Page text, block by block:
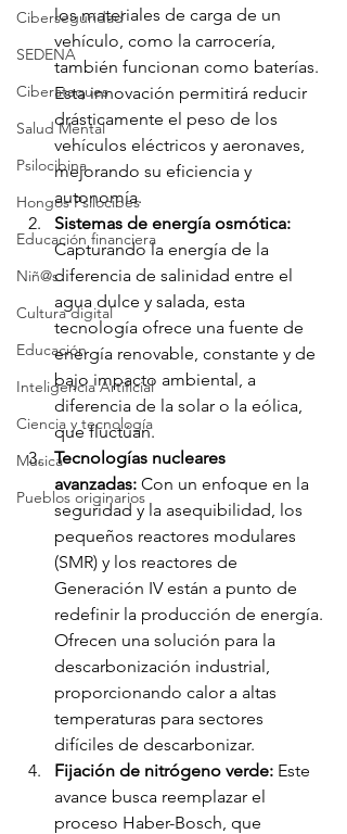
Ciberseguridad
SEDENA
Ciberataques
Salud Mental
Psilocibina
Hongos Psilocibes
Educación financiera
Niñ@s
Cultura digital
Educación
Inteligencia Artificial
Ciencia y tecnología
Música
Pueblos originarios
los materiales de carga de un
vehículo, como la carrocería,
también funcionan como baterías.
Esta innovación permitirá reducir
drásticamente el peso de los
vehículos eléctricos y aeronaves,
mejorando su eficiencia y
autonomía.
Sistemas de energía osmótica:
Capturando la energía de la
diferencia de salinidad entre el
agua dulce y salada, esta
tecnología ofrece una fuente de
energía renovable, constante y de
bajo impacto ambiental, a
diferencia de la solar o la eólica,
que fluctúan.
Tecnologías nucleares
avanzadas: Con un enfoque en la
seguridad y la asequibilidad, los
pequeños reactores modulares
(SMR) y los reactores de
Generación IV están a punto de
redefinir la producción de energía.
Ofrecen una solución para la
descarbonización industrial,
proporcionando calor a altas
temperaturas para sectores
difíciles de descarbonizar.
Fijación de nitrógeno verde: Este
avance busca reemplazar el
proceso Haber-Bosch, que